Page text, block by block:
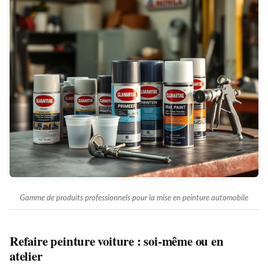
Gamme de produits professionnels pour la mise en peinture automobile
Refaire peinture voiture : soi-même ou en
atelier